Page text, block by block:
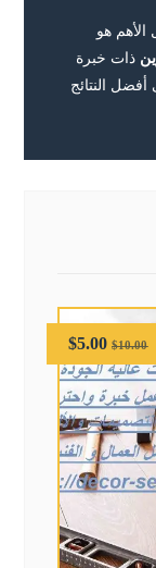
الأهم هو
ذات خبرة
النتائج
$10.00
$5.00